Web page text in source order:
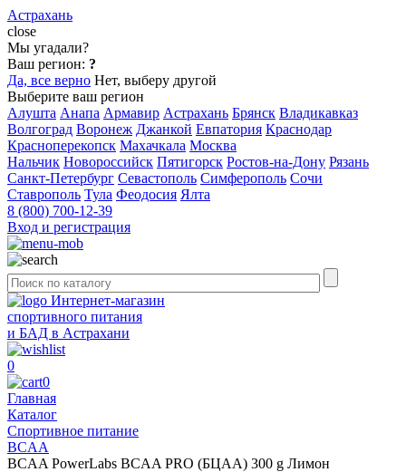
Астрахань
close
Мы угадали?
Ваш регион: ?
Да, все верно Нет, выберу другой
Выберите ваш регион
Алушта Анапа Армавир Астрахань Брянск Владикавказ
Волгоград Воронеж Джанкой Евпатория Краснодар
Красноперекопск Махачкала Москва
Нальчик Новороссийск Пятигорск Ростов-на-Дону Рязань
Санкт-Петербург Севастополь Симферополь Сочи
Ставрополь Тула Феодосия Ялта
8 (800) 700-12-39
Вход и регистрация
Интернет-магазин
спортивного питания
и БАД в Астрахани
0
0
Главная
Каталог
Спортивное питание
BCAA
BCAA PowerLabs BCAA PRO (БЦАА) 300 g Лимон